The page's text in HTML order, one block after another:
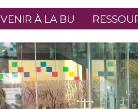
VENIR À LA BU